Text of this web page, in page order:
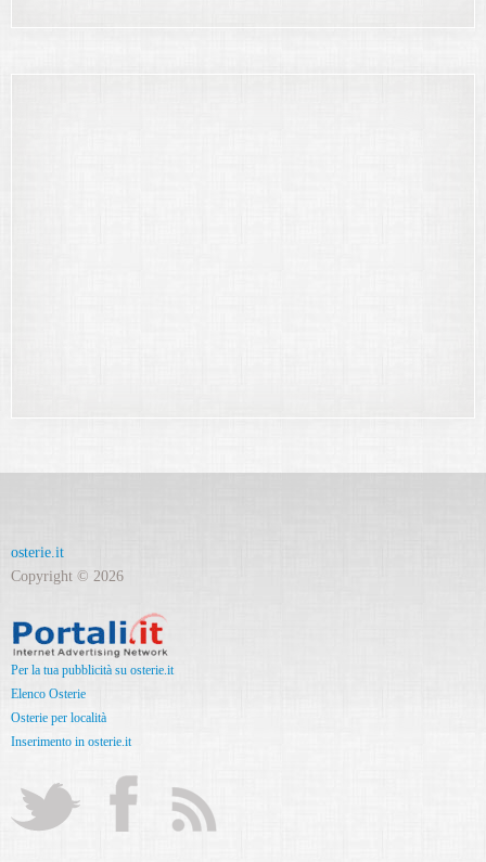
osterie.it
Copyright © 2026
Per la tua pubblicità su osterie.it
Elenco Osterie
Osterie per località
Inserimento in osterie.it